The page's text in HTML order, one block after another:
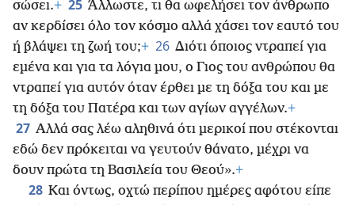
σώσει.+ 25 Άλλωστε, τι θα ωφελήσει τον άνθρωπο
αν κερδίσει όλο τον κόσμο αλλά χάσει τον εαυτό του
ή βλάψει τη ζωή του;+ 26 Διότι όποιος ντραπεί για
εμένα και για τα λόγια μου, ο Γιος του ανθρώπου θα
ντραπεί για αυτόν όταν έρθει με τη δόξα του και με
τη δόξα του Πατέρα και των αγίων αγγέλων.+
27 Αλλά σας λέω αληθινά ότι μερικοί που στέκονται
εδώ δεν πρόκειται να γευτούν θάνατο, μέχρι να
δουν πρώτα τη Βασιλεία του Θεού».+
28 Και όντως, οχτώ περίπου ημέρες αφότου είπε